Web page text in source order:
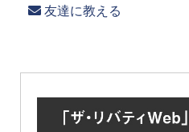
友達に教える